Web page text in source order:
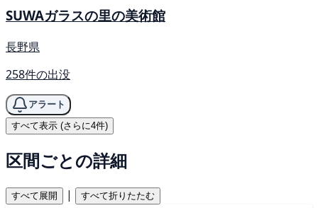
SUWAガラスの里の美術館
長野県
258件の出没
アラート
すべて表示 (さらに4件)
区間ごとの詳細
すべて展開 | すべて折りたたむ